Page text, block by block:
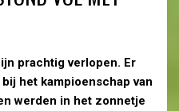
prachtig verlopen. Er
het kampioenschap van
werden in het zonnetje